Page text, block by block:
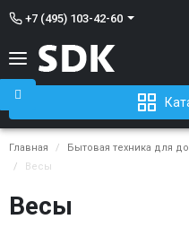
+7 (495) 103-42-60
Главная Бытовая техника для
Весы
Весы